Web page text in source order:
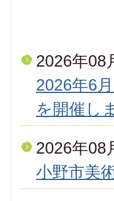
2026年08
2026年6
を開催し
2026年08
小野市美